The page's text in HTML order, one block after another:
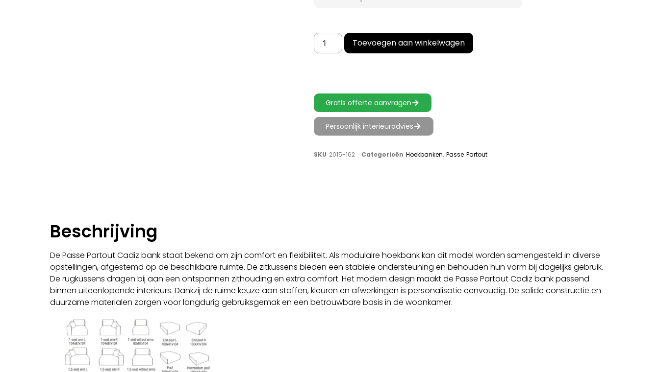
Toevoegen aan winkelwagen
Gratis offerte aanvragen
Persoonlijk interieuradvies
SKU 2015-162 Categorieën Hoekbanken, Passe Partout
Beschrijving
De Passe Partout Cadiz bank staat bekend om zijn comfort en flexibiliteit. Als modulaire hoekbank kan dit model worden samengesteld in diverse
opstellingen, afgestemd op de beschikbare ruimte. De zitkussens bieden een stabiele ondersteuning en behouden hun vorm bij dagelijks gebruik.
De rugkussens dragen bij aan een ontspannen zithouding en extra comfort. Het modern design maakt de Passe Partout Cadiz bank passend
binnen uiteenlopende interieurs. Dankzij de ruime keuze aan stoffen, kleuren en afwerkingen is personalisatie eenvoudig. De solide constructie en
duurzame materialen zorgen voor langdurig gebruiksgemak en een betrouwbare basis in de woonkamer.